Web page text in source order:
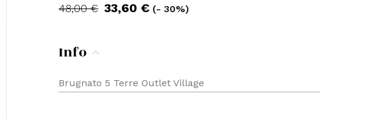
48,00 € 33,60 € (- 30%)
Info
Brugnato 5 Terre Outlet Village